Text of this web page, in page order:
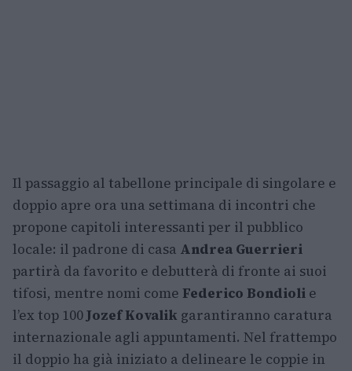
Il passaggio al tabellone principale di singolare e
doppio apre ora una settimana di incontri che
propone capitoli interessanti per il pubblico
locale: il padrone di casa Andrea Guerrieri
partirà da favorito e debutterà di fronte ai suoi
tifosi, mentre nomi come Federico Bondioli e
l’ex top 100Jozef Kovalik garantiranno caratura
internazionale agli appuntamenti. Nel frattempo
il doppio ha già iniziato a delineare le coppie in